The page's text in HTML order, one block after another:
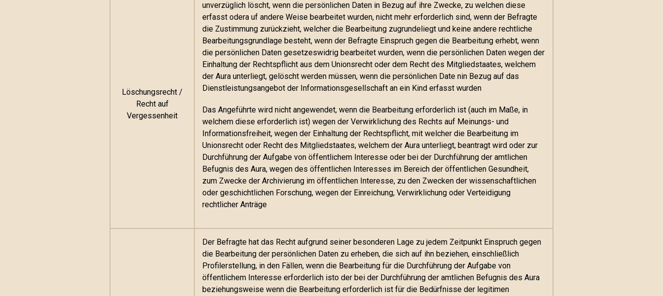
Löschungsrecht /
Recht auf
Vergessenheit
unverzüglich löscht, wenn die persönlichen Daten in Bezug auf ihre Zwecke, zu welchen diese
erfasst odera uf andere Weise bearbeitet wurden, nicht mehr erforderlich sind, wenn der Befragte
die Zustimmung zurückzieht, welcher die Bearbeitung zugrundeliegt und keine andere rechtliche
Bearbeitungsgrundlage besteht, wenn der Befragte Einspruch gegen die Bearbeitung erhebt, wenn
die persönlichen Daten gesetzeswidrig bearbeitet wurden, wenn die persönlichen Daten wegen der
Einhaltung der Rechtspflicht aus dem Unionsrecht oder dem Recht des Mitgliedstaates, welchem
der Aura unterliegt, gelöscht werden müssen, wenn die persönlichen Date nin Bezug auf das
Dienstleistungsangebot der Informationsgesellschaft an ein Kind erfasst wurden
Das Angeführte wird nicht angewendet, wenn die Bearbeitung erforderlich ist (auch im Maße, in
welchem diese erforderlich ist) wegen der Verwirklichung des Rechts auf Meinungs- und
Informationsfreiheit, wegen der Einhaltung der Rechtspflicht, mit welcher die Bearbeitung im
Unionsrecht oder Recht des Mitgliedstaates, welchem der Aura unterliegt, beantragt wird oder zur
Durchführung der Aufgabe von öffentlichem Interesse oder bei der Durchführung der amtlichen
Befugnis des Aura, wegen des öffentlichen Interesses im Bereich der öffentlichen Gesundheit,
zum Zwecke der Archivierung im öffentlichen Interesse, zu den Zwecken der wissenschaftlichen
oder geschichtlichen Forschung, wegen der Einreichung, Verwirklichung oder Verteidigung
rechtlicher Anträge
Der Befragte hat das Recht aufgrund seiner besonderen Lage zu jedem Zeitpunkt Einspruch gegen
die Bearbeitung der persönlichen Daten zu erheben, die sich auf ihn beziehen, einschließlich
Profilerstellung, in den Fällen, wenn die Bearbeitung für die Durchführung der Aufgabe von
öffentlichem Interesse erforderlich isto der bei der Durchführung der amtlichen Befugnis des Aura
beziehungsweise wenn die Bearbeitung erforderlich ist für die Bedürfnisse der legitimen